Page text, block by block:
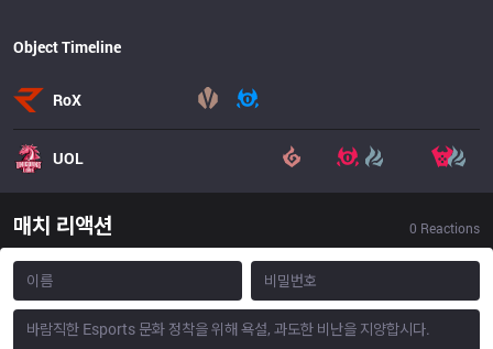
Object Timeline
RoX
UOL
매치 리액션 0 Reactions